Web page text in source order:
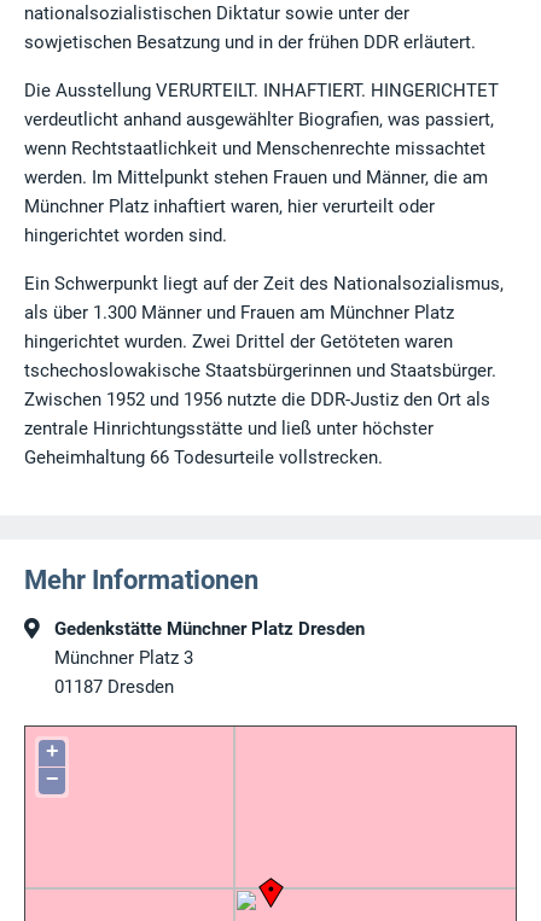
nationalsozialistischen Diktatur sowie unter der
sowjetischen Besatzung und in der frühen DDR erläutert.
Die Ausstellung VERURTEILT. INHAFTIERT. HINGERICHTET
verdeutlicht anhand ausgewählter Biografien, was passiert,
wenn Rechtstaatlichkeit und Menschenrechte missachtet
werden. Im Mittelpunkt stehen Frauen und Männer, die am
Münchner Platz inhaftiert waren, hier verurteilt oder
hingerichtet worden sind.
Ein Schwerpunkt liegt auf der Zeit des Nationalsozialismus,
als über 1.300 Männer und Frauen am Münchner Platz
hingerichtet wurden. Zwei Drittel der Getöteten waren
tschechoslowakische Staatsbürgerinnen und Staatsbürger.
Zwischen 1952 und 1956 nutzte die DDR-Justiz den Ort als
zentrale Hinrichtungsstätte und ließ unter höchster
Geheimhaltung 66 Todesurteile vollstrecken.
Mehr Informationen
Gedenkstätte Münchner Platz Dresden
Münchner Platz 3
01187 Dresden
+
−